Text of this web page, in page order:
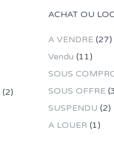
(2)
ACHAT OU
A VENDRE (27)
Vendu (11)
SOUS
SOUS OFFRE
SUSPENDU (2)
A LOUER (1)